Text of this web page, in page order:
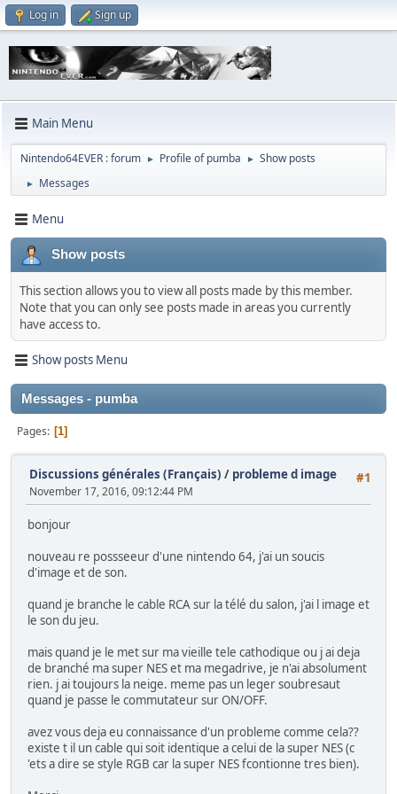
Log in Sign up
Main Menu
Nintendo64EVER : forum ► Profile of pumba ► Show posts
► Messages
Menu
Show posts
This section allows you to view all posts made by this member.
Note that you can only see posts made in areas you currently
have access to.
Show posts Menu
Messages - pumba
Pages 1
#1
Discussions générales (Français) / probleme d image
November 17, 2016, 09:12:44 PM
bonjour
nouveau re possseeur d'une nintendo 64, j'ai un soucis
d'image et de son.
quand je branche le cable RCA sur la télé du salon, j'ai l image et
le son du jeu.
mais quand je le met sur ma vieille tele cathodique ou j ai deja
de branché ma super NES et ma megadrive, je n'ai absolument
rien. j ai toujours la neige. meme pas un leger soubresaut
quand je passe le commutateur sur ON/OFF.
avez vous deja eu connaissance d'un probleme comme cela??
existe t il un cable qui soit identique a celui de la super NES (c
'ets a dire se style RGB car la super NES fcontionne tres bien).